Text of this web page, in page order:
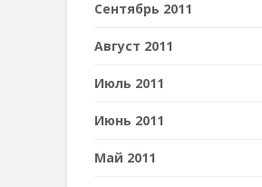
Сентябрь 2011
Август 2011
Июль 2011
Июнь 2011
Май 2011